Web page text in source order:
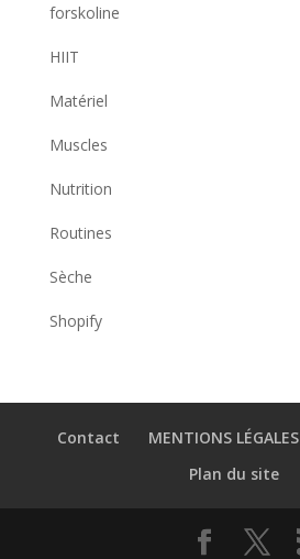
forskoline
HIIT
Matériel
Muscles
Nutrition
Routines
Sèche
Shopify
Contact MENTIONS LÉGALES
Plan du site